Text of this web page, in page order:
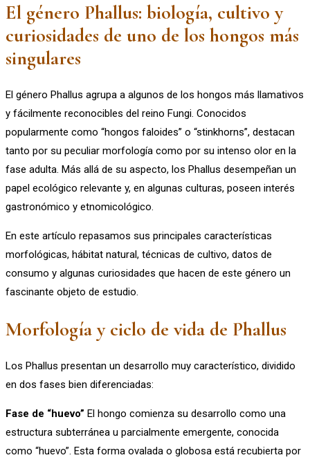
El género Phallus: biología, cultivo y
curiosidades de uno de los hongos más
singulares
El género Phallus agrupa a algunos de los hongos más llamativos
y fácilmente reconocibles del reino Fungi. Conocidos
popularmente como “hongos faloides” o “stinkhorns”, destacan
tanto por su peculiar morfología como por su intenso olor en la
fase adulta. Más allá de su aspecto, los Phallus desempeñan un
papel ecológico relevante y, en algunas culturas, poseen interés
gastronómico y etnomicológico.
En este artículo repasamos sus principales características
morfológicas, hábitat natural, técnicas de cultivo, datos de
consumo y algunas curiosidades que hacen de este género un
fascinante objeto de estudio.
Morfología y ciclo de vida de Phallus
Los Phallus presentan un desarrollo muy característico, dividido
en dos fases bien diferenciadas:
Fase de “huevo” El hongo comienza su desarrollo como una
estructura subterránea u parcialmente emergente, conocida
como “huevo”. Esta forma ovalada o globosa está recubierta por